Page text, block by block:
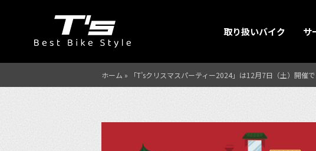
取り扱いバイク サ
ホーム » 「T’sクリスマスパーティー2024」は12月7日（土）開催で